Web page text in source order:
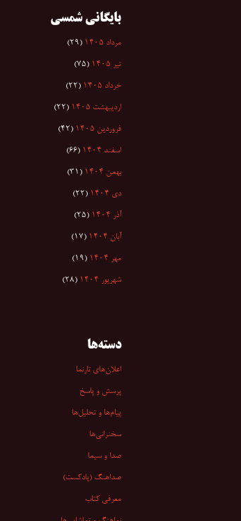
بایگانی شمسی
مرداد ۱۴۰۵ (۲۹)
تیر ۱۴۰۵ (۷۵)
خرداد ۱۴۰۵ (۲۲)
اردیبهشت ۱۴۰۵ (۲۲)
فروردین ۱۴۰۵ (۴۲)
اسفند ۱۴۰۴ (۶۶)
بهمن ۱۴۰۴ (۳۱)
دی ۱۴۰۴ (۲۲)
آذر ۱۴۰۴ (۲۵)
آبان ۱۴۰۴ (۱۷)
مهر ۱۴۰۴ (۱۹)
شهریور ۱۴۰۴ (۲۸)
دسته‌ها
اعلان‌های تارنما
پرسش و پاسخ
پیام‌ها و تحلیل‌ها
سخنرانی‏‏‌ها
صدا و سیما
صداهنگ (پادکست)
معرفی کتاب